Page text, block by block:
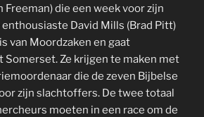
Freeman) die een week voor zijn
David Mills (Brad Pitt)
van Moordzaken en gaat
Somerset. Ze krijgen te maken met
die de zeven Bijbelse
zijn slachtoffers. De twee totaal
moeten in een race om de